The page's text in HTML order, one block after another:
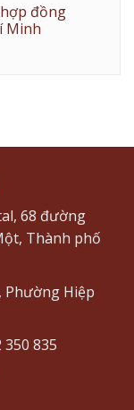
đồng
Minh
68 đường
Thành phố
Phường Hiệp
350 835